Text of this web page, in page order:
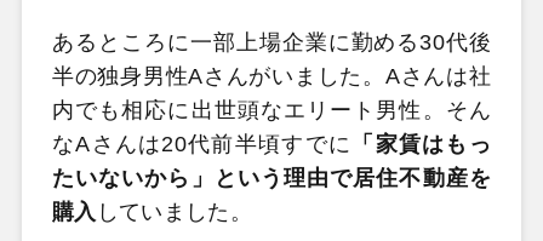
あるところに一部上場企業に勤める30代後
半の独身男性Aさんがいました。Aさんは社
内でも相応に出世頭なエリート男性。そん
なAさんは20代前半頃すでに 「家賃はもっ
たいないから」という理由で居住不動産を
購入 していました。